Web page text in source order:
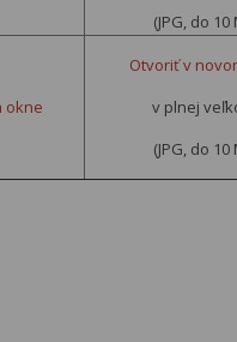
(JPG, do 10
okne
Otvoriť v
v plnej
(JPG, do 10